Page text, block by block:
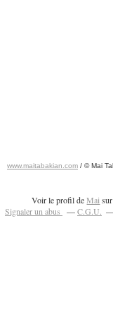
www.maitabakian.com / © Mai
Voir le profil deMai
Signaler un abus
C.G.U.